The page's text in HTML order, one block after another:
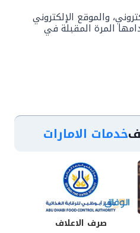
والموقع الإلكتروني
المرة المقبلة في
خدمات الامارات
صرف الاعلاف